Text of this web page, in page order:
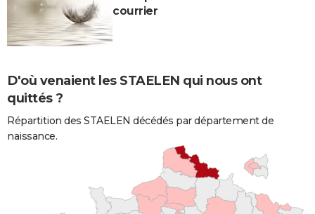
courrier
D'où venaient les STAELEN qui nous ont
quittés ?
Répartition des STAELEN décédés par département de
naissance.